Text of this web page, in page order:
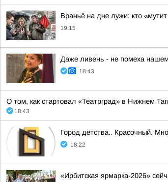
Враньё на дне лужи: кто
19:15
Даже ливень - не помеха
18:43
О том, как стартовал «Театрград» в Нижнем
18:43
Город детства.. Красочный.
18:22
«Ирбитская ярмарка-2026»